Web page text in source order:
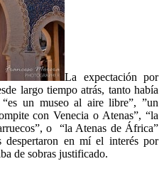
La expectación por
largo tiempo atrás, tanto había
un museo al aire libre”, ”un
con Venecia o Atenas”, “la
o “la Atenas de África”
despertaron en mí el interés por
de sobras justificado.